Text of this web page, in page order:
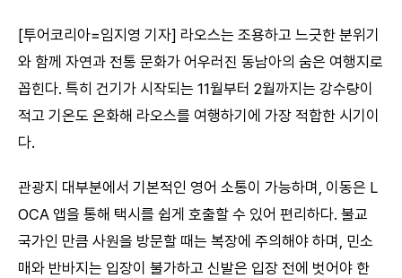
[투어코리아=임지영 기자] 라오스는 조용하고 느긋한 분위기
와 함께 자연과 전통 문화가 어우러진 동남아의 숨은 여행지로
꼽힌다. 특히 건기가 시작되는 11월부터 2월까지는 강수량이
적고 기온도 온화해 라오스를 여행하기에 가장 적합한 시기이
다.
관광지 대부분에서 기본적인 영어 소통이 가능하며, 이동은 L
OCA 앱을 통해 택시를 쉽게 호출할 수 있어 편리하다. 불교
국가인 만큼 사원을 방문할 때는 복장에 주의해야 하며, 민소
매와 반바지는 입장이 불가하고 신발은 입장 전에 벗어야 한